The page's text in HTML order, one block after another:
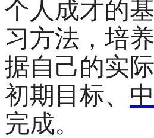
个人成才的
习方法，培
据自己的实
初期目标、
完成。